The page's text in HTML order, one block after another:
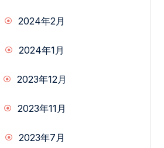
2024年2月
2024年1月
2023年12月
2023年11月
2023年7月